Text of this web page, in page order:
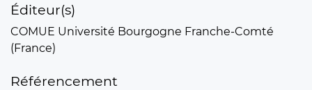
Éditeur(s)
COMUE Université Bourgogne Franche-Comté
(France)
Référencement